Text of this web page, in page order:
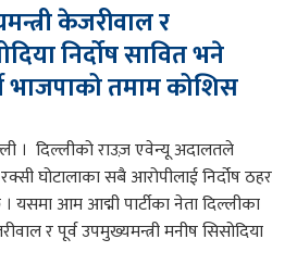
केजरीवाल र
निर्दोष सावित भने
भाजपाको तमाम कोशिस
। दिल्लीको राउज़ एवेन्यू अदालतले
घोटालाका सबै आरोपीलाई निर्दोष ठहर
यसमा आम आद्मी पार्टीका नेता दिल्लीका
र पूर्व उपमुख्यमन्त्री मनीष सिसोदिया